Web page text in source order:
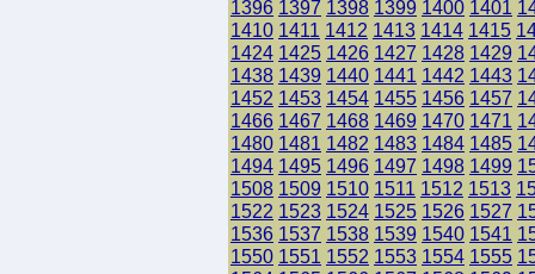
1396 1397 1398 1399 1400 1401
1410 1411 1412 1413 1414 1415
1424 1425 1426 1427 1428 1429
1438 1439 1440 1441 1442 1443
1452 1453 1454 1455 1456 1457
1466 1467 1468 1469 1470 1471
1480 1481 1482 1483 1484 1485
1494 1495 1496 1497 1498 1499
1508 1509 1510 1511 1512 1513
1522 1523 1524 1525 1526 1527
1536 1537 1538 1539 1540 1541
1550 1551 1552 1553 1554 1555